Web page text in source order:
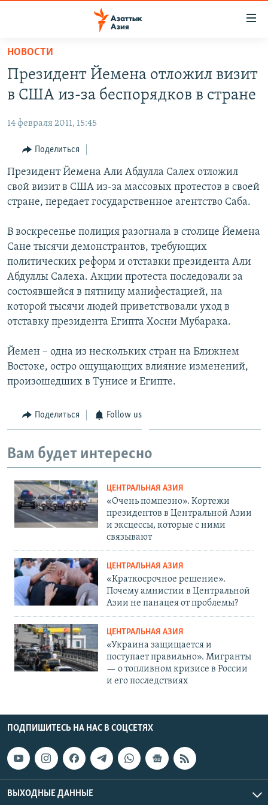
Вернуться
основному
содержанию
навигации
Вернутся
поиску
ЦЕНТРАЛЬНАЯ АЗИЯ
КАЗАХСТАН
УЗБЕКИСТАН
ТАДЖИКИСТАН
НОВОСТИ
НА ДРУГИХ ЯЗЫКАХ
ҚАЗАҚША
КЫРГЫЗЧА
TÜRKMENÇE
НОВОСТИ
Президент Йемена отложил визит
в США из-за беспорядков в стране
14 февраля 2011, 15:45
Поделиться
Президент Йемена Али Абдулла Салех отложил
свой визит в США из-за массовых протестов в своей
стране, передает государственное агентство Саба.
В воскресенье полиция разогнала в столице Йемена
Сане тысячи демонстрантов, требующих
политических реформ и отставки президента Али
Абдуллы Салеха. Акции протеста последовали за
состоявшейся в пятницу манифестацией, на
которой тысячи людей приветствовали уход в
отставку президента Египта Хосни Мубарака.
Йемен – одна из нескольких стран на Ближнем
Востоке, остро ощущающих влияние изменений,
произошедших в Тунисе и Египте.
Поделиться Follow us
Вам будет интересно
ЦЕНТРАЛЬНАЯ АЗИЯ
«Очень помпезно». Кортежи
президентов в Центральной Азии
и эксцессы, которые с ними
связывают
ЦЕНТРАЛЬНАЯ АЗИЯ
«Краткосрочное решение».
Почему амнистии в Центральной
Азии не панацея от проблемы?
ЦЕНТРАЛЬНАЯ АЗИЯ
«Украина защищается и
поступает правильно». Мигранты
— о топливном кризисе в России
и его последствиях
ПОДПИШИТЕСЬ НА НАС В СОЦСЕТЯХ
ВЫХОДНЫЕ ДАННЫЕ